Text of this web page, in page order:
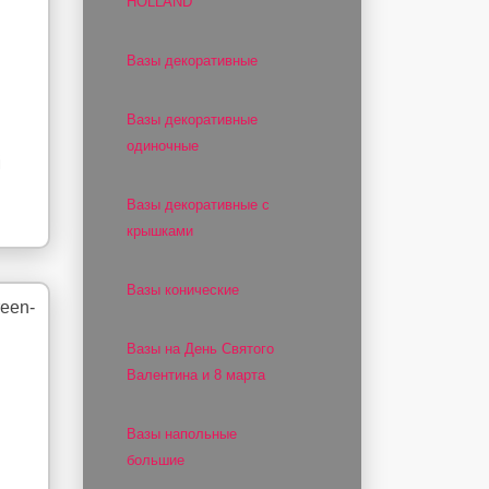
Вазы декоративные
Вазы декоративные
одиночные
Вазы декоративные с
крышками
Вазы конические
Вазы на День Святого
Валентина и 8 марта
Вазы напольные
большие